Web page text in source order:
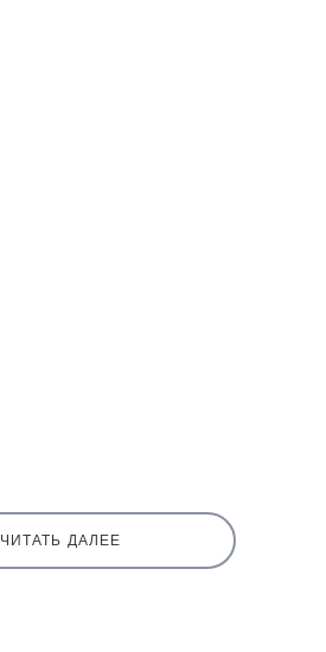
ЧИТАТЬ ДАЛЕЕ